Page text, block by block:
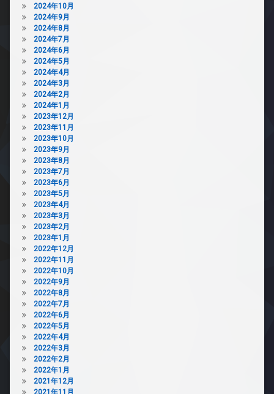
2024年10月
2024年9月
2024年8月
2024年7月
2024年6月
2024年5月
2024年4月
2024年3月
2024年2月
2024年1月
2023年12月
2023年11月
2023年10月
2023年9月
2023年8月
2023年7月
2023年6月
2023年5月
2023年4月
2023年3月
2023年2月
2023年1月
2022年12月
2022年11月
2022年10月
2022年9月
2022年8月
2022年7月
2022年6月
2022年5月
2022年4月
2022年3月
2022年2月
2022年1月
2021年12月
2021年11月